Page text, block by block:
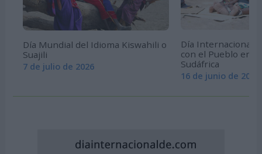
Día Mundial del Idioma Kiswahili o
Suajili
7 de julio de 2026
Día Internacional
con el Pueblo en
Sudáfrica
16 de junio de 2026